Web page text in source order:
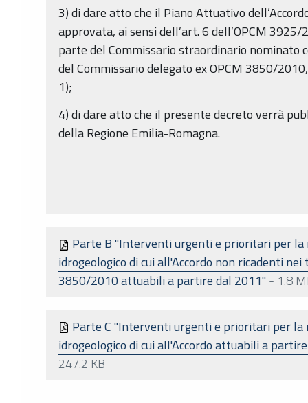
3) di dare atto che il Piano Attuativo
approvata, ai sensi dell’art. 6 dell’OPCM
parte del Commissario straordinario nominato
del Commissario delegato ex OPCM 3850/
1);
4) di dare atto che il presente decreto verrà
della Regione Emilia-Romagna.
Parte B "Interventi urgenti e prioritari per la
idrogeologico di cui all'Accordo non ricadenti
3850/2010 attuabili a partire dal 2011" - 1.8
Parte C "Interventi urgenti e prioritari per la
idrogeologico di cui all'Accordo attuabili a
247.2 KB